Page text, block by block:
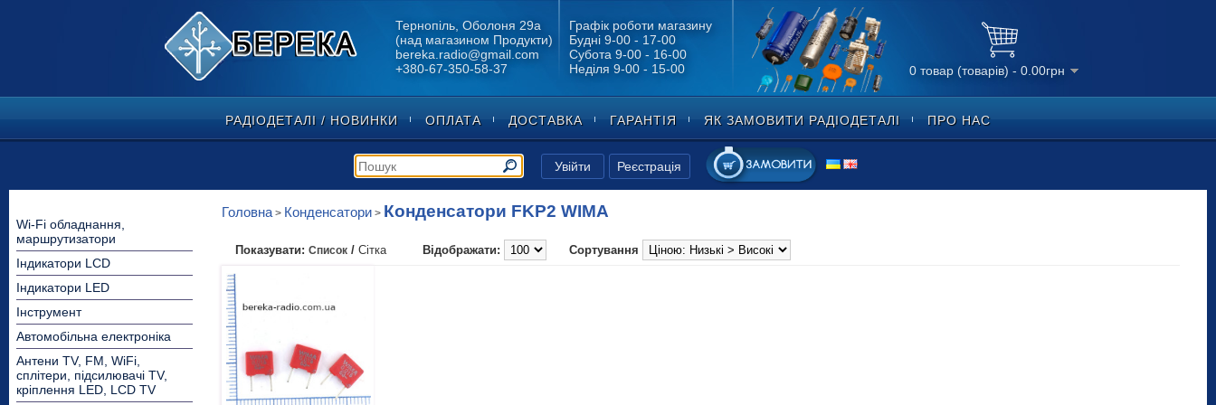
Тернопіль, Оболоня 29а
(над магазином Продукти)
bereka.radio@gmail.com
+380-67-350-58-37
Графік роботи магазину
Будні 9-00 - 17-00
Субота 9-00 - 16-00
Неділя 9-00 - 15-00
0 товар (товарів) - 0.00грн
РАДІОДЕТАЛІ / НОВИНКИ ОПЛАТА ДОСТАВКА ГАРАНТІЯ ЯК ЗАМОВИТИ РАДІОДЕТАЛІ ПРО НАС
Увійти Реєстрація
Wi-Fi обладнання,
маршрутизатори
Індикатори LCD
Індикатори LED
Інструмент
Автомобільна електроніка
Антени TV, FM, WiFi,
сплітери, підсилювачі TV,
кріплення LED, LCD TV
Головна> Конденсатори> Конденсатори FKP2 WIMA
Показувати: Список /Сітка Відображати: Сортування